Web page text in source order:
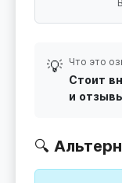
💡 Что это
Стоит
и
🔍